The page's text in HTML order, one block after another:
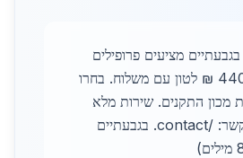
מציעים פרופילים
תקניים במחיר 4400 ₪ לטון עם משלוח. בחרו
מכון התקנים. שירות מלא
כולל חיתוך. צרו קשר: /contact. בגבעתיים